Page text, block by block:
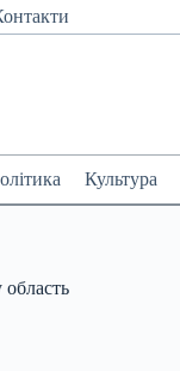
Культура